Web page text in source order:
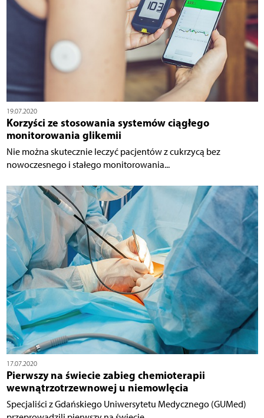
19.07.2020
Korzyści ze stosowania systemów ciągłego
monitorowania glikemii
Nie można skutecznie leczyć pacjentów z cukrzycą bez
nowoczesnego i stałego monitorowania...
17.07.2020
Pierwszy na świecie zabieg chemioterapii
wewnątrzotrzewnowej u niemowlęcia
Specjaliści z Gdańskiego Uniwersytetu Medycznego (GUMed)